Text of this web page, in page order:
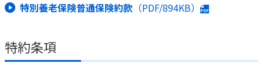
特別養老保険普通保険約款 （PDF/894KB）
特約条項